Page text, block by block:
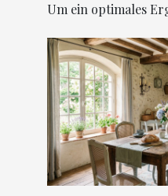
Um ein optimales